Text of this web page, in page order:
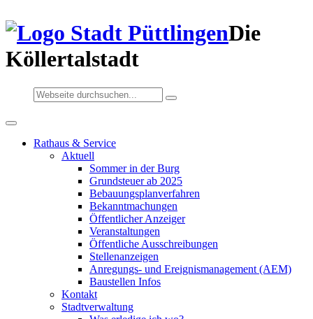
Die
Köllertalstadt
Rathaus & Service
Aktuell
Sommer in der Burg
Grundsteuer ab 2025
Bebauungsplanverfahren
Bekanntmachungen
Öffentlicher Anzeiger
Veranstaltungen
Öffentliche Ausschreibungen
Stellenanzeigen
Anregungs- und Ereignismanagement (AEM)
Baustellen Infos
Kontakt
Stadtverwaltung